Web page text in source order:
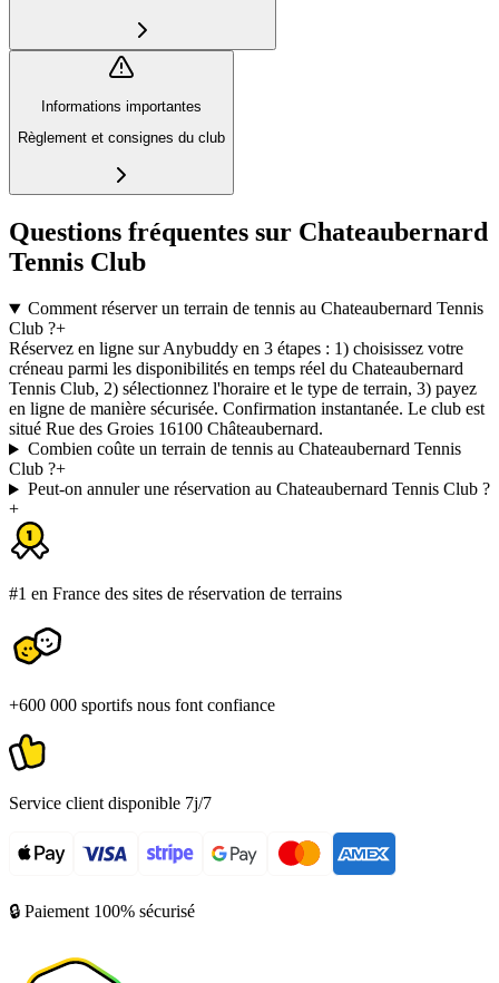
Informations importantes
Règlement et consignes du club
Questions fréquentes sur Chateaubernard
Tennis Club
Comment réserver un terrain de tennis au Chateaubernard Tennis
Club ?+
Réservez en ligne sur Anybuddy en 3 étapes : 1) choisissez votre
créneau parmi les disponibilités en temps réel du Chateaubernard
Tennis Club, 2) sélectionnez l'horaire et le type de terrain, 3) payez
en ligne de manière sécurisée. Confirmation instantanée. Le club est
situé Rue des Groies 16100 Châteaubernard.
Combien coûte un terrain de tennis au Chateaubernard Tennis
Club ?+
Peut-on annuler une réservation au Chateaubernard Tennis Club ?
+
#1 en France des sites de réservation de terrains
+600 000 sportifs nous font confiance
Service client disponible 7j/7
🔒 Paiement 100% sécurisé